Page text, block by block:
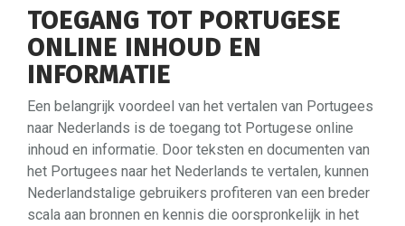
TOEGANG TOT PORTUGESE
ONLINE INHOUD EN
INFORMATIE
Een belangrijk voordeel van het vertalen van Portugees
naar Nederlands is de toegang tot Portugese online
inhoud en informatie. Door teksten en documenten van
het Portugees naar het Nederlands te vertalen, kunnen
Nederlandstalige gebruikers profiteren van een breder
scala aan bronnen en kennis die oorspronkelijk in het